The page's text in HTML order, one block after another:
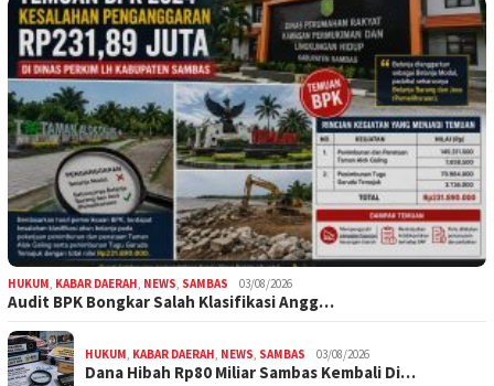
HUKUM, KABAR DAERAH, NEWS, SAMBAS 03/08/2026
Audit BPK Bongkar Salah Klasifikasi Angg…
HUKUM, KABAR DAERAH, NEWS, SAMBAS 03/08/2026
Dana Hibah Rp80 Miliar Sambas Kembali Di…